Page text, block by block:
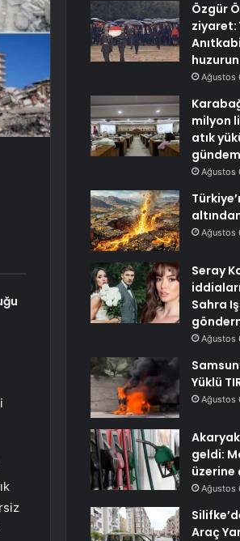
Özgür
ziyaret:
Ağustos
milyon
atık
Ağustos
Ağustos
Seray
Sahra
Ağustos
Yüklü
Ağustos
geldi:
üzerine
Ağustos
Araç